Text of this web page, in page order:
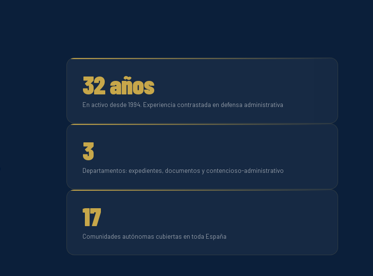
32 años
En activo desde 1994. Experiencia contrastada en defensa administrativa
3
Departamentos: expedientes, documentos y contencioso-administrativo
17
Comunidades autónomas cubiertas en toda España